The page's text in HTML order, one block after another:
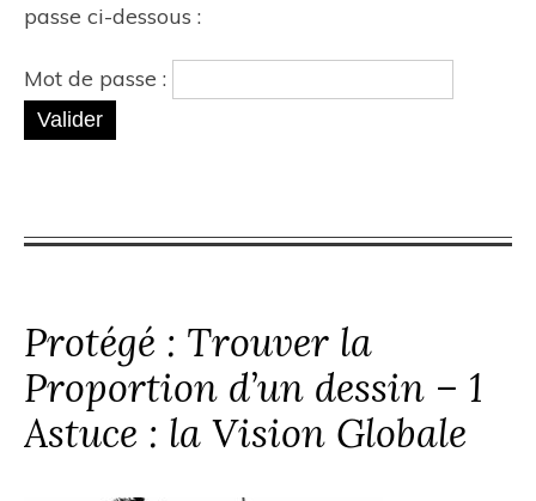
passe ci-dessous :
Mot de passe :
Protégé : Trouver la
Proportion d’un dessin – 1
Astuce : la Vision Globale